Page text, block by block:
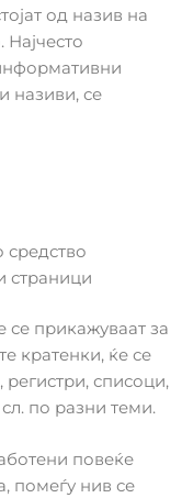
од назив на
називи, се
страници
прикажуваат за
кратенки, ќе се
списоци,
по разни теми.
повеќе
помеѓу нив се